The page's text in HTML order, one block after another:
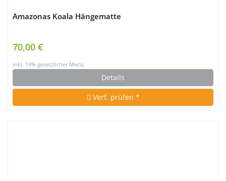
Amazonas Koala Hängematte
70,00 €
inkl. 19% gesetzlicher MwSt.
Details
Verf. prüfen *